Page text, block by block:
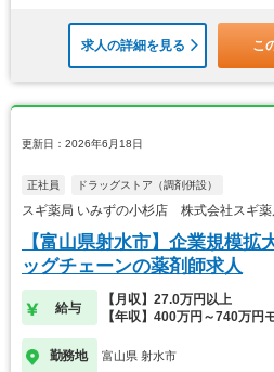
求人の詳細を見る こ
更新日：2026年6月18日
正社員 ドラッグストア（調剤併設）
スギ薬局 いみずの小杉店 株式会社スギ薬
【富山県射水市】企業規模拡
ッグチェーンの薬剤師求人
給与
【月収】27.0万円以上
【年収】400万円～740万円
勤務地 富山県 射水市